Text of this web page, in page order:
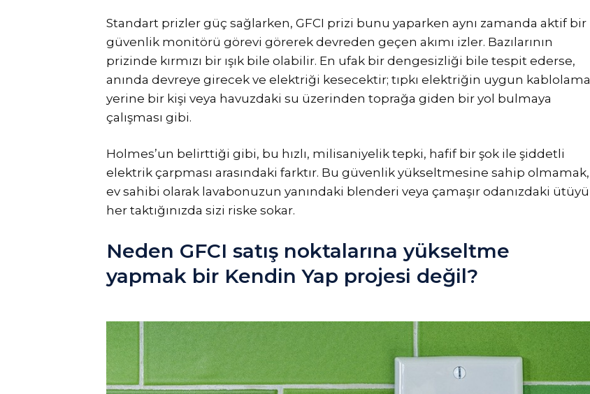
Standart prizler güç sağlarken, GFCI prizi bunu yaparken aynı zamanda aktif bir
güvenlik monitörü görevi görerek devreden geçen akımı izler. Bazılarının
prizinde kırmızı bir ışık bile olabilir. En ufak bir dengesizliği bile tespit ederse,
anında devreye girecek ve elektriği kesecektir; tıpkı elektriğin uygun kablolama
yerine bir kişi veya havuzdaki su üzerinden toprağa giden bir yol bulmaya
çalışması gibi.
Holmes’un belirttiği gibi, bu hızlı, milisaniyelik tepki, hafif bir şok ile şiddetli
elektrik çarpması arasındaki farktır. Bu güvenlik yükseltmesine sahip olmamak,
ev sahibi olarak lavabonuzun yanındaki blenderi veya çamaşır odanızdaki ütüyü
her taktığınızda sizi riske sokar.
Neden GFCI satış noktalarına yükseltme
yapmak bir Kendin Yap projesi değil?